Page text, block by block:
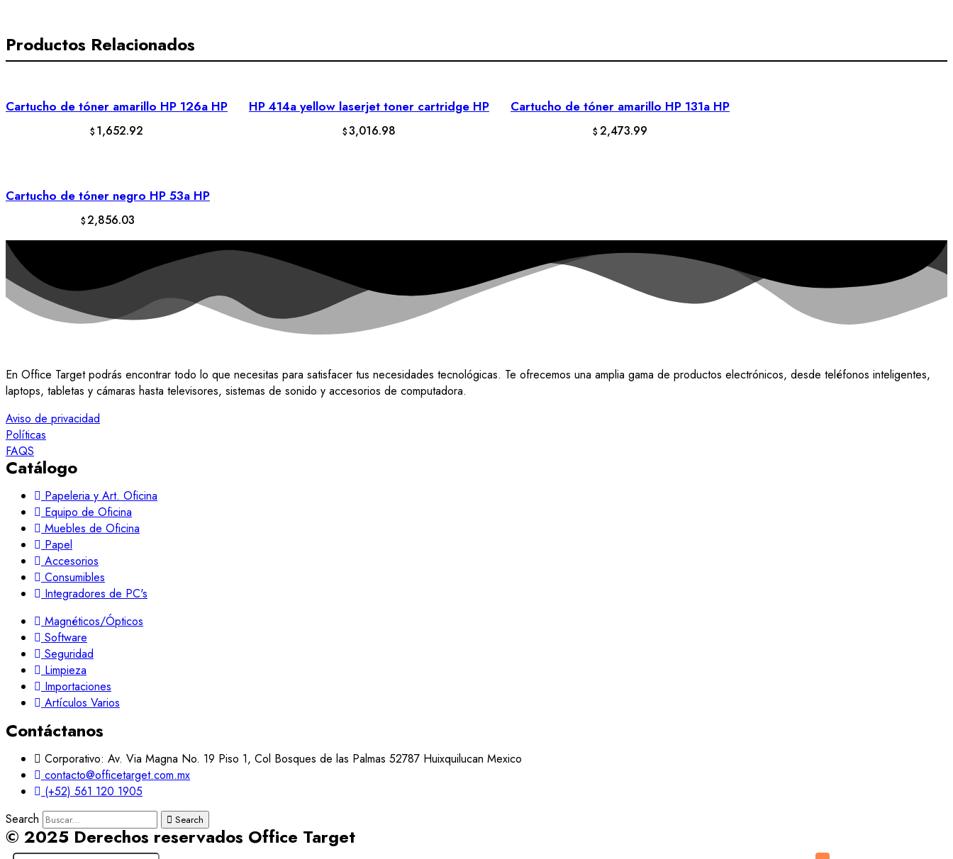
Productos Relacionados
AÑADIR AL CARRITO
Cartucho de tóner amarillo HP 126a HP
$ 1,652.92
AÑADIR AL CARRITO
HP 414a yellow laserjet toner cartridge HP
$3,016.98
AÑADIR AL CARRITO
Cartucho de tóner amarillo HP 131a HP
$ 2,473.99
AÑADIR AL CARRITO
Cartucho de tóner negro HP 53a HP
$2,856.03
En Office Target podrás encontrar todo lo que necesitas para satisfacer tus necesidades tecnológicas. Te ofrecemos una amplia gama de productos electrónicos, desde teléfonos inteligentes,
laptops, tabletas y cámaras hasta televisores, sistemas de sonido y accesorios de computadora.
Aviso de privacidad
Políticas
FAQS
Catálogo
Papeleria y Art. Oficina
Equipo de Oficina
Muebles de Oficina
Papel
Accesorios
Consumibles
Integradores de PC's
Magnéticos/Ópticos
Software
Seguridad
Limpieza
Importaciones
Artículos Varios
Contáctanos
Corporativo: Av. Via Magna No. 19 Piso 1, Col Bosques de las Palmas 52787 Huixquilucan Mexico
contacto@officetarget.com.mx
(+52) 561 120 1905
Search
Search
© 2025 Derechos reservados Office Target